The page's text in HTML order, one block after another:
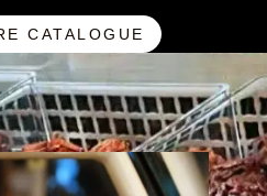
CATALOGUE